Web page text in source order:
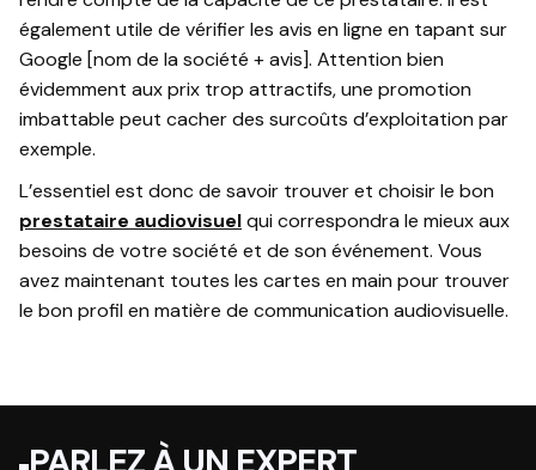
également utile de vérifier les avis en ligne en tapant sur
Google [nom de la société + avis]. Attention bien
évidemment aux prix trop attractifs, une promotion
imbattable peut cacher des surcoûts d’exploitation par
exemple.
L’essentiel est donc de savoir trouver et choisir le bon
prestataire audiovisuelqui correspondra le mieux aux
besoins de votre société et de son événement. Vous
avez maintenant toutes les cartes en main pour trouver
le bon profil en matière de communication audiovisuelle.